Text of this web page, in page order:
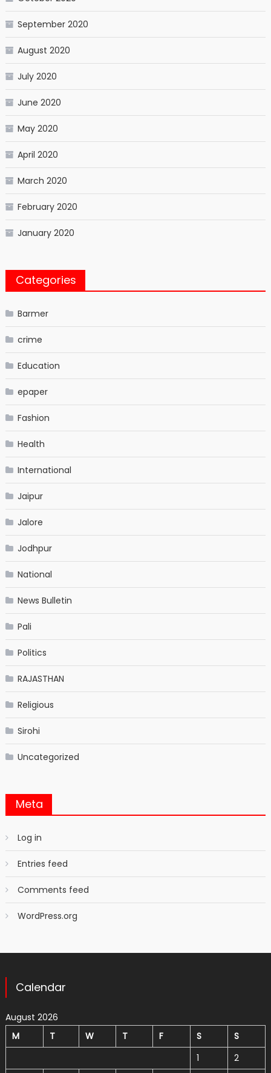
September 2020
August 2020
July 2020
June 2020
May 2020
April 2020
March 2020
February 2020
January 2020
Categories
Barmer
crime
Education
epaper
Fashion
Health
International
Jaipur
Jalore
Jodhpur
National
News Bulletin
Pali
Politics
RAJASTHAN
Religious
Sirohi
Uncategorized
Meta
Log in
Entries feed
Comments feed
WordPress.org
Calendar
August 2026
M
T W T F S
S
1
2